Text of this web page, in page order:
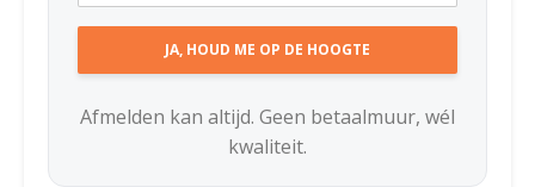
Afmelden kan altijd. Geen betaalmuur, wél
kwaliteit.